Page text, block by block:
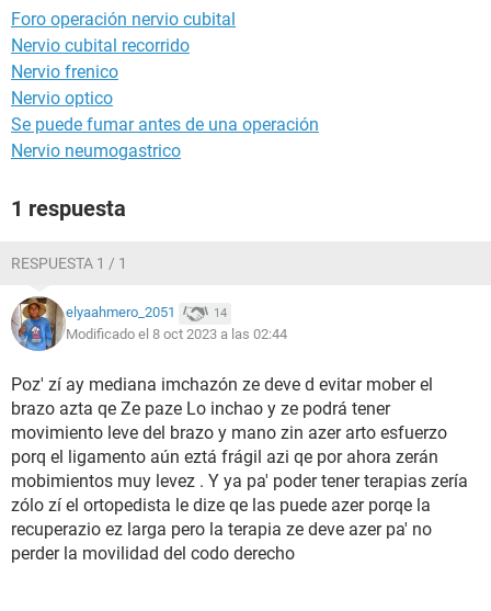
Foro operación nervio cubital
Nervio cubital recorrido
Nervio frenico
Nervio optico
Se puede fumar antes de una operación
Nervio neumogastrico
1 respuesta
RESPUESTA 1 / 1
elyaahmero_2051 14
Modificado el 8 oct 2023 a las 02:44
Poz' zí ay mediana imchazón ze deve d evitar mober el
brazo azta qe Ze paze Lo inchao y ze podrá tener
movimiento leve del brazo y mano zin azer arto esfuerzo
porq el ligamento aún eztá frágil azi qe por ahora zerán
mobimientos muy levez . Y ya pa' poder tener terapias zería
zólo zí el ortopedista le dize qe las puede azer porqe la
recuperazio ez larga pero la terapia ze deve azer pa' no
perder la movilidad del codo derecho